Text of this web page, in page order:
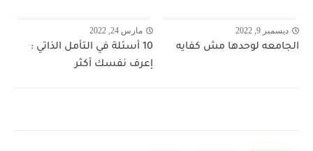
ديسمبر 9, 2022
الجامعه لوحدها مش كفايه
مارس 24, 2022
10 أسئلة في التأمل الذاتي :
إعرف نفسك أكثر